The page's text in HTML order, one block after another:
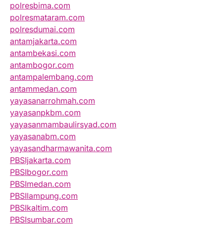
polresbima.com
polresmataram.com
polresdumai.com
antamjakarta.com
antambekasi.com
antambogor.com
antampalembang.com
antammedan.com
yayasanarrohmah.com
yayasanpkbm.com
yayasanmambaulirsyad.com
yayasanabm.com
yayasandharmawanita.com
PBSIjakarta.com
PBSIbogor.com
PBSImedan.com
PBSIlampung.com
PBSIkaltim.com
PBSIsumbar.com